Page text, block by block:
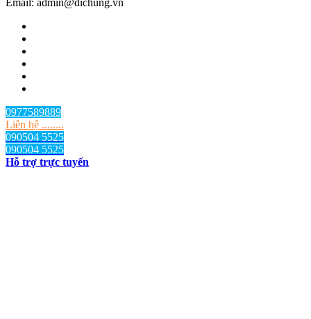
0977589889
Liên hệ ........
090504 5525
090504 5525
Hỗ trợ trực tuyến